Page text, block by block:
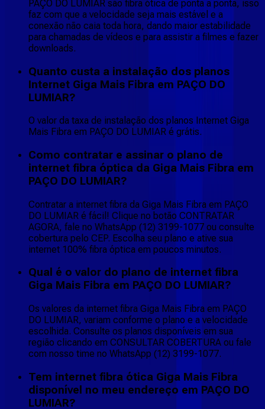
PAÇO DO LUMIAR são fibra ótica de ponta a ponta, isso
faz com que a velocidade seja mais estável e a
conexão não caia toda hora, dando maior estabilidade
para chamadas de vídeos e para assistir a filmes e fazer
downloads.
Quanto custa a instalação dos planos
Internet Giga Mais Fibra em PAÇO DO
LUMIAR?
O valor da taxa de instalação dos planos Internet Giga
Mais Fibra em PAÇO DO LUMIAR é grátis.
Como contratar e assinar o plano de
internet fibra óptica da Giga Mais Fibra em
PAÇO DO LUMIAR?
Contratar a internet fibra da Giga Mais Fibra em PAÇO
DO LUMIAR é fácil! Clique no botão CONTRATAR
AGORA, fale no WhatsApp (12) 3199-1077 ou consulte
cobertura pelo CEP. Escolha seu plano e ative sua
internet 100% fibra óptica em poucos minutos.
Qual é o valor do plano de internet fibra
Giga Mais Fibra em PAÇO DO LUMIAR?
Os valores da internet fibra Giga Mais Fibra em PAÇO
DO LUMIAR, variam conforme o plano e a velocidade
escolhida. Consulte os planos disponíveis em sua
região clicando em CONSULTAR COBERTURA ou fale
com nosso time no WhatsApp (12) 3199-1077.
Tem internet fibra ótica Giga Mais Fibra
disponível no meu endereço em PAÇO DO
LUMIAR?